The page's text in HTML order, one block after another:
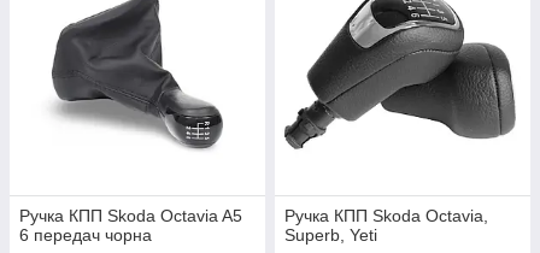
Ручка КПП Skoda Octavia A5
6 передач чорна
Ручка КПП Skoda Octavia,
Superb, Yeti